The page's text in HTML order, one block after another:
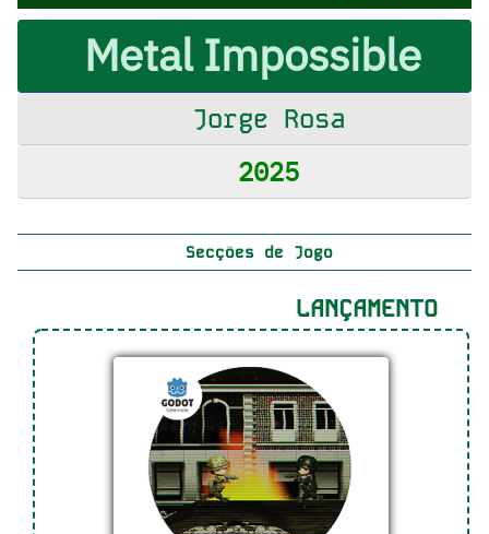
Metal Impossible
Jorge Rosa
2025
Secções de Jogo
LANÇAMENTO